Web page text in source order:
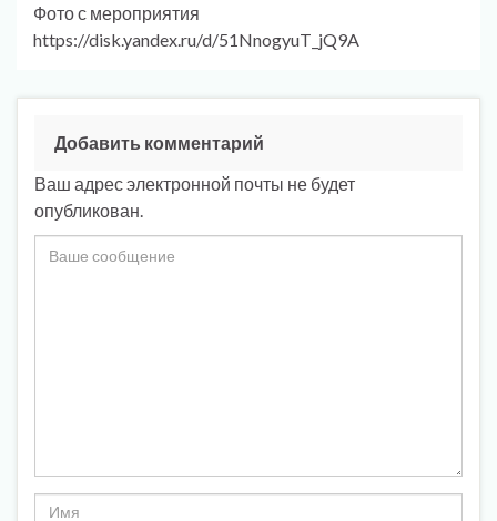
Фото с мероприятия
https://disk.yandex.ru/d/51NnogyuT_jQ9A
Добавить комментарий
Ваш адрес электронной почты не будет
опубликован.